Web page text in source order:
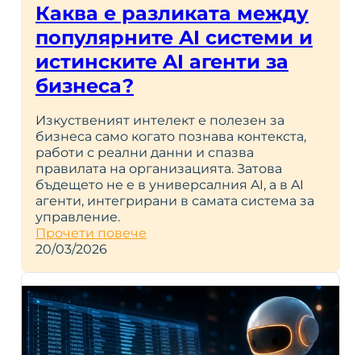
Каква е разликата между
популярните AI системи и
истинските AI агенти за
бизнеса?
Изкуственият интелект е полезен за
бизнеса само когато познава контекста,
работи с реални данни и спазва
правилата на организацията. Затова
бъдещето не е в универсалния AI, а в AI
агенти, интегрирани в самата система за
управление.
Прочети повече
20/03/2026